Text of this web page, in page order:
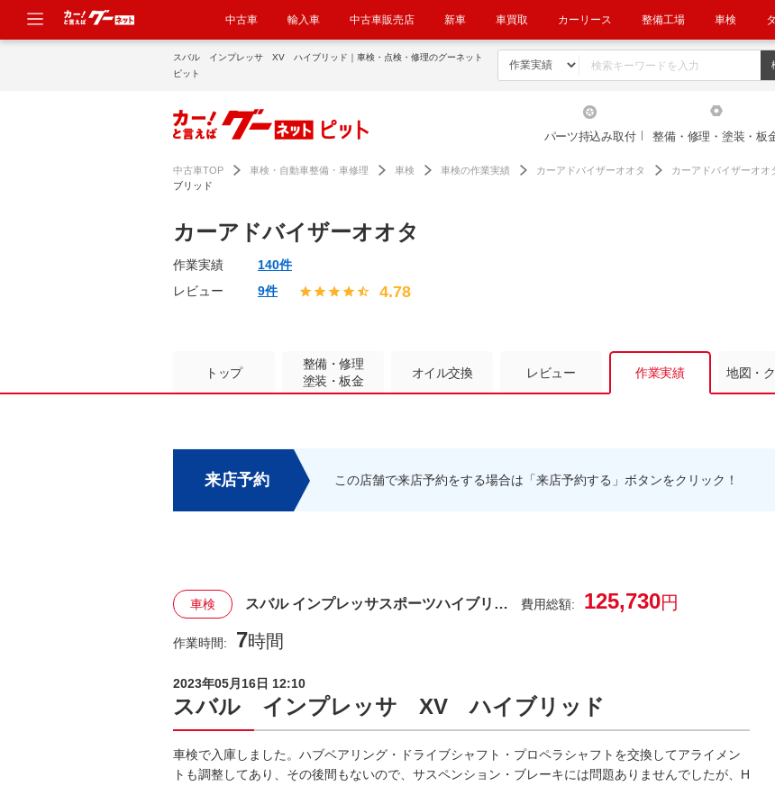
中古車 輸入車 中古車販売店 新車 車買取 カーリース 整備工場 車検
スバル インプレッサ XV ハイブリッド｜車検・点検・修理のグーネット
ピット
パーツ持込み取付 整備・修理・塗装・板
中古車TOP 車検・自動車整備・車修理 車検 車検の作業実績 カーアドバイザーオオタ カーアドバイザーオオ
ブリッド
カーアドバイザーオオタ
作業実績
140件
レビュー
9件 4.78
トップ
整備・修理
塗装・板金
オイル交換 レビュー 作業実績 地図・
来店予約 この店舗で来店予約をする場合は「来店予約する」ボタンをクリック！
車検 スバル インプレッサスポーツハイブリ… 費用総額: 125,730円
作業時間: 7時間
2023年05月16日 12:10
スバル インプレッサ XV ハイブリッド
車検で入庫しました。ハブベアリング・ドライブシャフト・プロペラシャフトを交換してアライメン
トも調整してあり、その後間もないので、サスペンション・ブレーキには問題ありませんでしたが、H